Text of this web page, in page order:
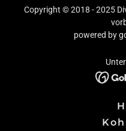
Copyright © 2018 - 2025
powered by